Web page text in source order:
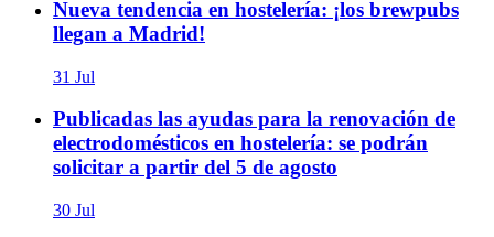
Nueva tendencia en hostelería: ¡los brewpubs
llegan a Madrid!
31 Jul
Publicadas las ayudas para la renovación de
electrodomésticos en hostelería: se podrán
solicitar a partir del 5 de agosto
30 Jul